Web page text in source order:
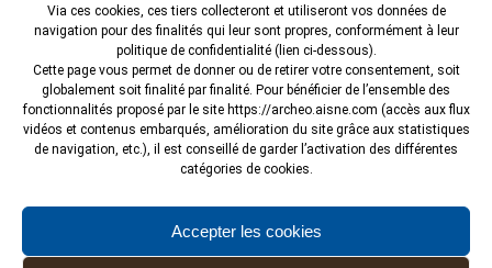
Via ces cookies, ces tiers collecteront et utiliseront vos données de
navigation pour des finalités qui leur sont propres, conformément à leur
politique de confidentialité (lien ci-dessous).
Cette page vous permet de donner ou de retirer votre consentement, soit
globalement soit finalité par finalité. Pour bénéficier de l’ensemble des
fonctionnalités proposé par le site https://archeo.aisne.com (accès aux flux
vidéos et contenus embarqués, amélioration du site grâce aux statistiques
de navigation, etc.), il est conseillé de garder l’activation des différentes
catégories de cookies.
Accepter les cookies